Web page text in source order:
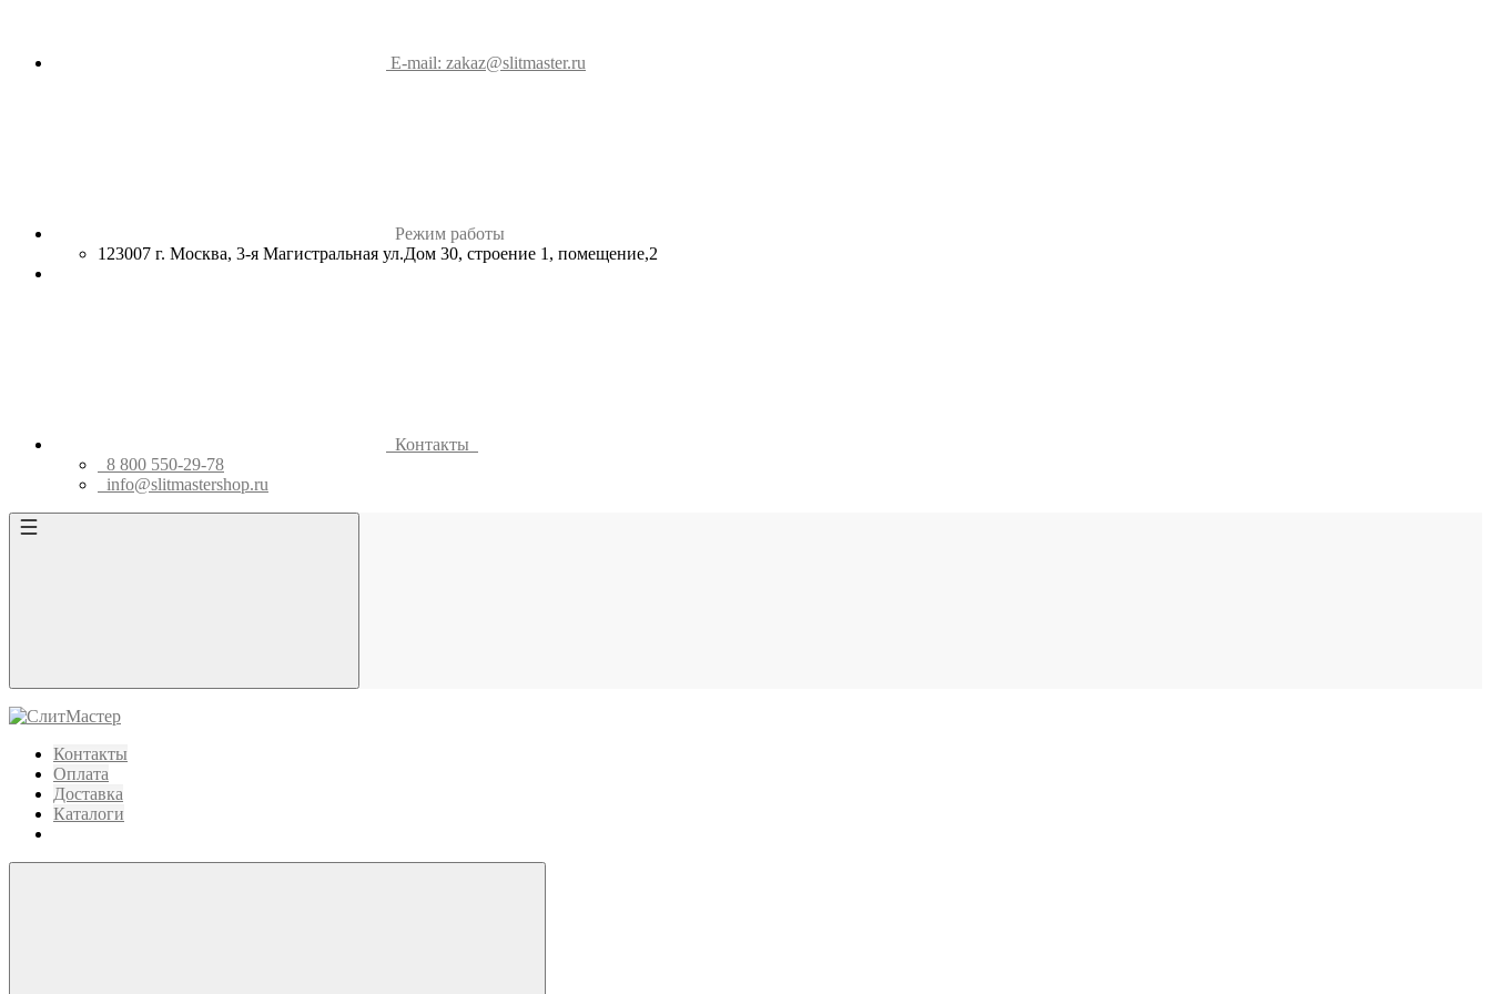
E-mail: zakaz@slitmaster.ru
Режим работы
123007 г. Москва, 3-я Магистральная ул.Дом 30, строение 1, помещение,2
Контакты
8 800 550-29-78
info@slitmastershop.ru
Контакты
Оплата
Доставка
Каталоги